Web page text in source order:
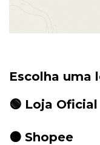
Escolha uma
🟢 Loja
🟠 Shopee